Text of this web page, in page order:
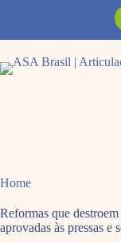
Home
Reformas que
aprovadas às pressas e